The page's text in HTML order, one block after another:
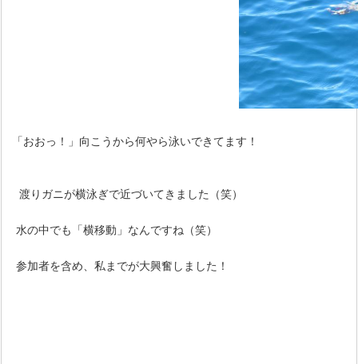
「おおっ！」向こうから何やら泳いできてます！
渡りガニが横泳ぎで近づいてきました（笑）
水の中でも「横移動」なんですね（笑）
参加者を含め、私までが大興奮しました！